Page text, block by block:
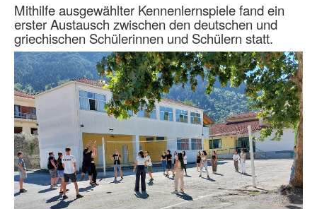
Mithilfe ausgewählter Kennenlernspiele fand ein
erster Austausch zwischen den deutschen und
griechischen Schülerinnen und Schülern statt.